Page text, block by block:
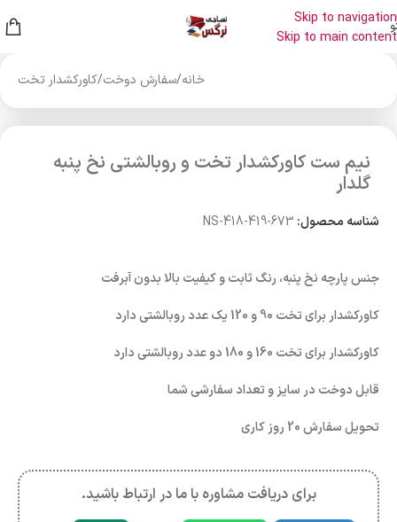
Skip to navigation
Skip to main content
خانه/سفارش دوخت/کاورکشدار تخت
نیم ست کاورکشدار تخت و روبالشتی نخ پنبه
گلدار
شناسه محصول: NS-418-419-673
جنس پارچه نخ پنبه، رنگ ثابت و کیفیت بالا بدون آبرفت
کاورکشدار برای تخت 90 و 120 یک عدد روبالشتی دارد
کاورکشدار برای تخت 160 و 180 دو عدد روبالشتی دارد
قابل دوخت در سایز و تعداد سفارشی شما
تحویل سفارش 20 روز کاری
برای دریافت مشاوره با ما در ارتباط باشید.